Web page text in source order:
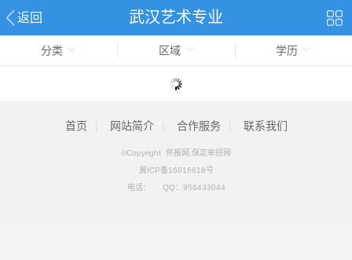
返回 武汉艺术专业
分类 区域 学历
首页 网站简介 合作服务 联系我们
©Copyright 怀报网,保定单招网
冀ICP备16016618号
电话：
QQ： 956433044